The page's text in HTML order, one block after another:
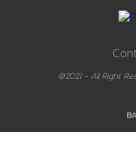
@2021 - All Right